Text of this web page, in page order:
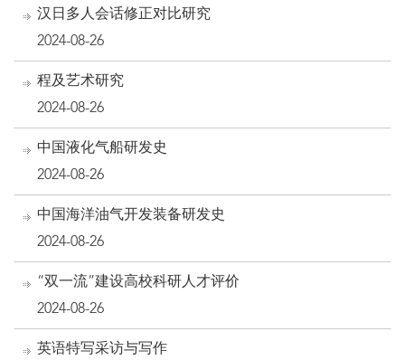
汉日多人会话修正对比研究
2024-08-26
程及艺术研究
2024-08-26
中国液化气船研发史
2024-08-26
中国海洋油气开发装备研发史
2024-08-26
“双一流”建设高校科研人才评价
2024-08-26
英语特写采访与写作